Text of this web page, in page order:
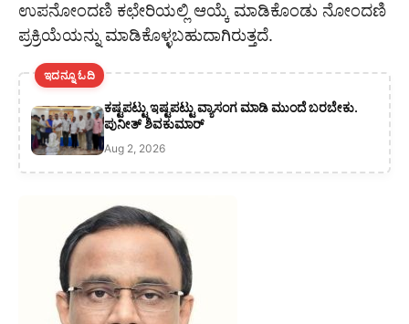
ಉಪನೋಂದಣಿ ಕಛೇರಿಯಲ್ಲಿ ಆಯ್ಕೆ ಮಾಡಿಕೊಂಡು ನೋಂದಣಿ
ಪ್ರಕ್ರಿಯೆಯನ್ನು ಮಾಡಿಕೊಳ್ಳಬಹುದಾಗಿರುತ್ತದೆ.
ಇದನ್ನೂ ಓದಿ
ಕಷ್ಟಪಟ್ಟು ಇಷ್ಟಪಟ್ಟು ವ್ಯಾಸಂಗ ಮಾಡಿ ಮುಂದೆ ಬರಬೇಕು.
ಪುನೀತ್ ಶಿವಕುಮಾರ್
Aug 2, 2026